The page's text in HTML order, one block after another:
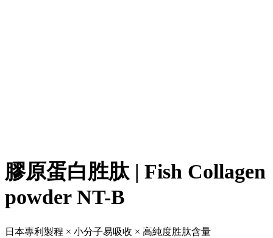
膠原蛋白胜肽 | Fish Collagen
powder NT-B
日本專利製程 × 小分子易吸收 × 高純度胜肽含量